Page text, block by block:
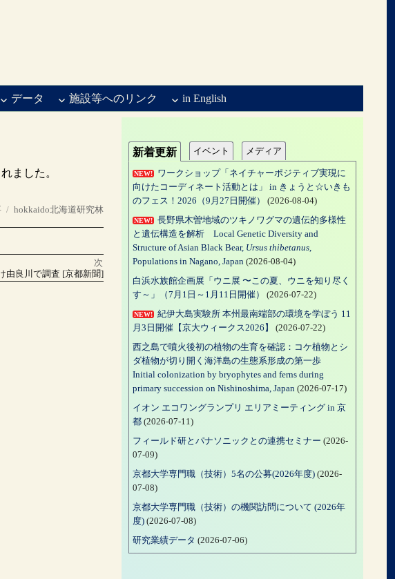
データ 施設等へのリンク in English
ました。
タ
hokkaido北海道研究林
次
由良川で調査 [京都新聞]
新着更新 イベント メディア
NEW!
ワークショップ「ネイチャーポジティブ実現に
向けたコーディネート活動とは」 in きょうと☆いきも
のフェス！2026（9月27日開催）
(2026-08-04)
NEW!
長野県木曽地域のツキノワグマの遺伝的多様性
と遺伝構造を解析 Local Genetic Diversity and
Structure of Asian Black Bear, Ursus thibetanus,
Populations in Nagano, Japan (2026-08-04)
白浜水族館企画展「ウニ展 〜この夏、ウニを知り尽く
す～」（7月1日～1月11日開催）
(2026-07-22)
NEW!
紀伊大島実験所 本州最南端部の環境を学ぼう 11
月3日開催【京大ウィークス2026】
(2026-07-22)
西之島で噴火後初の植物の生育を確認：コケ植物とシ
ダ植物が切り開く海洋島の生態系形成の第一歩
Initial colonization by bryophytes and ferns during
primary succession on Nishinoshima, Japan (2026-07-17)
イオン エコワングランプリ エリアミーティング in 京
都(2026-07-11)
フィールド研とパナソニックとの連携セミナー (2026-
07-09)
京都大学専門職（技術）5名の公募(2026年度)(2026-
07-08)
京都大学専門職（技術）の機関訪問について (2026年
度)(2026-07-08)
研究業績データ (2026-07-06)